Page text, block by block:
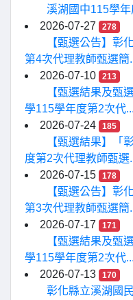
溪湖國中115學
2026-07-27
278
【甄選公告】彰
第4次代理教師甄選簡
2026-07-10
213
【甄選結果及甄
學115學年度第2次代...
2026-07-24
185
【甄選結果】「
度第2次代理教師甄選
2026-07-15
178
【甄選公告】彰
第3次代理教師甄選簡
2026-07-17
171
【甄選結果及甄
學115學年度第2次代...
2026-07-13
170
彰化縣立溪湖國